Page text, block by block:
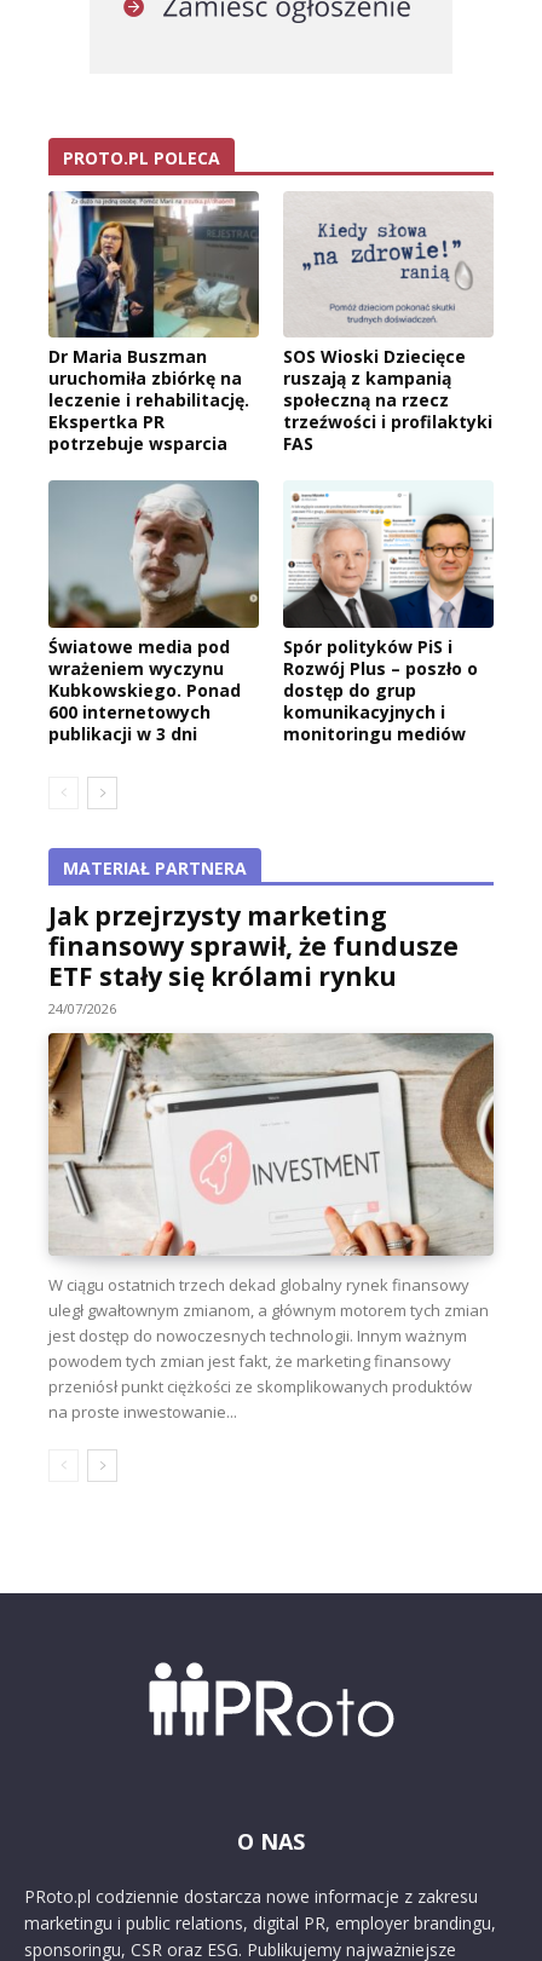
PROTO.PL POLECA
Dr Maria Buszman
uruchomiła zbiórkę na
leczenie i rehabilitację.
Ekspertka PR
potrzebuje wsparcia
SOS Wioski Dziecięce
ruszają z kampanią
społeczną na rzecz
trzeźwości i profilaktyki
FAS
Światowe media pod
wrażeniem wyczynu
Kubkowskiego. Ponad
600 internetowych
publikacji w 3 dni
Spór polityków PiS i
Rozwój Plus – poszło o
dostęp do grup
komunikacyjnych i
monitoringu mediów
MATERIAŁ PARTNERA
Jak przejrzysty marketing
finansowy sprawił, że fundusze
ETF stały się królami rynku
24/07/2026
W ciągu ostatnich trzech dekad globalny rynek finansowy
uległ gwałtownym zmianom, a głównym motorem tych zmian
jest dostęp do nowoczesnych technologii. Innym ważnym
powodem tych zmian jest fakt, że marketing finansowy
przeniósł punkt ciężkości ze skomplikowanych produktów
na proste inwestowanie...
O NAS
PRoto.pl codziennie dostarcza nowe informacje z zakresu
marketingu i public relations, digital PR, employer brandingu,
sponsoringu, CSR oraz ESG. Publikujemy najważniejsze